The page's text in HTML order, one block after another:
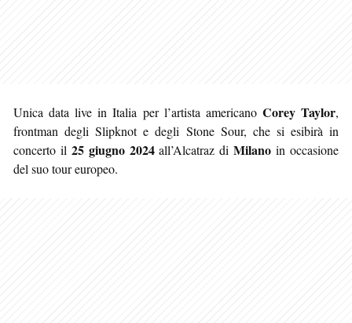
Unica data live in Italia per l’artista americano Corey Taylor,
frontman degli Slipknot e degli Stone Sour, che si esibirà in
concerto il 25 giugno 2024all’Alcatraz diMilano in occasione
del suo tour europeo.